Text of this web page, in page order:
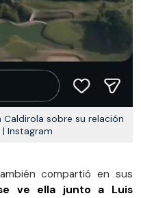
sobre su relación
Instagram
compartió en sus
ve ella junto a Luis